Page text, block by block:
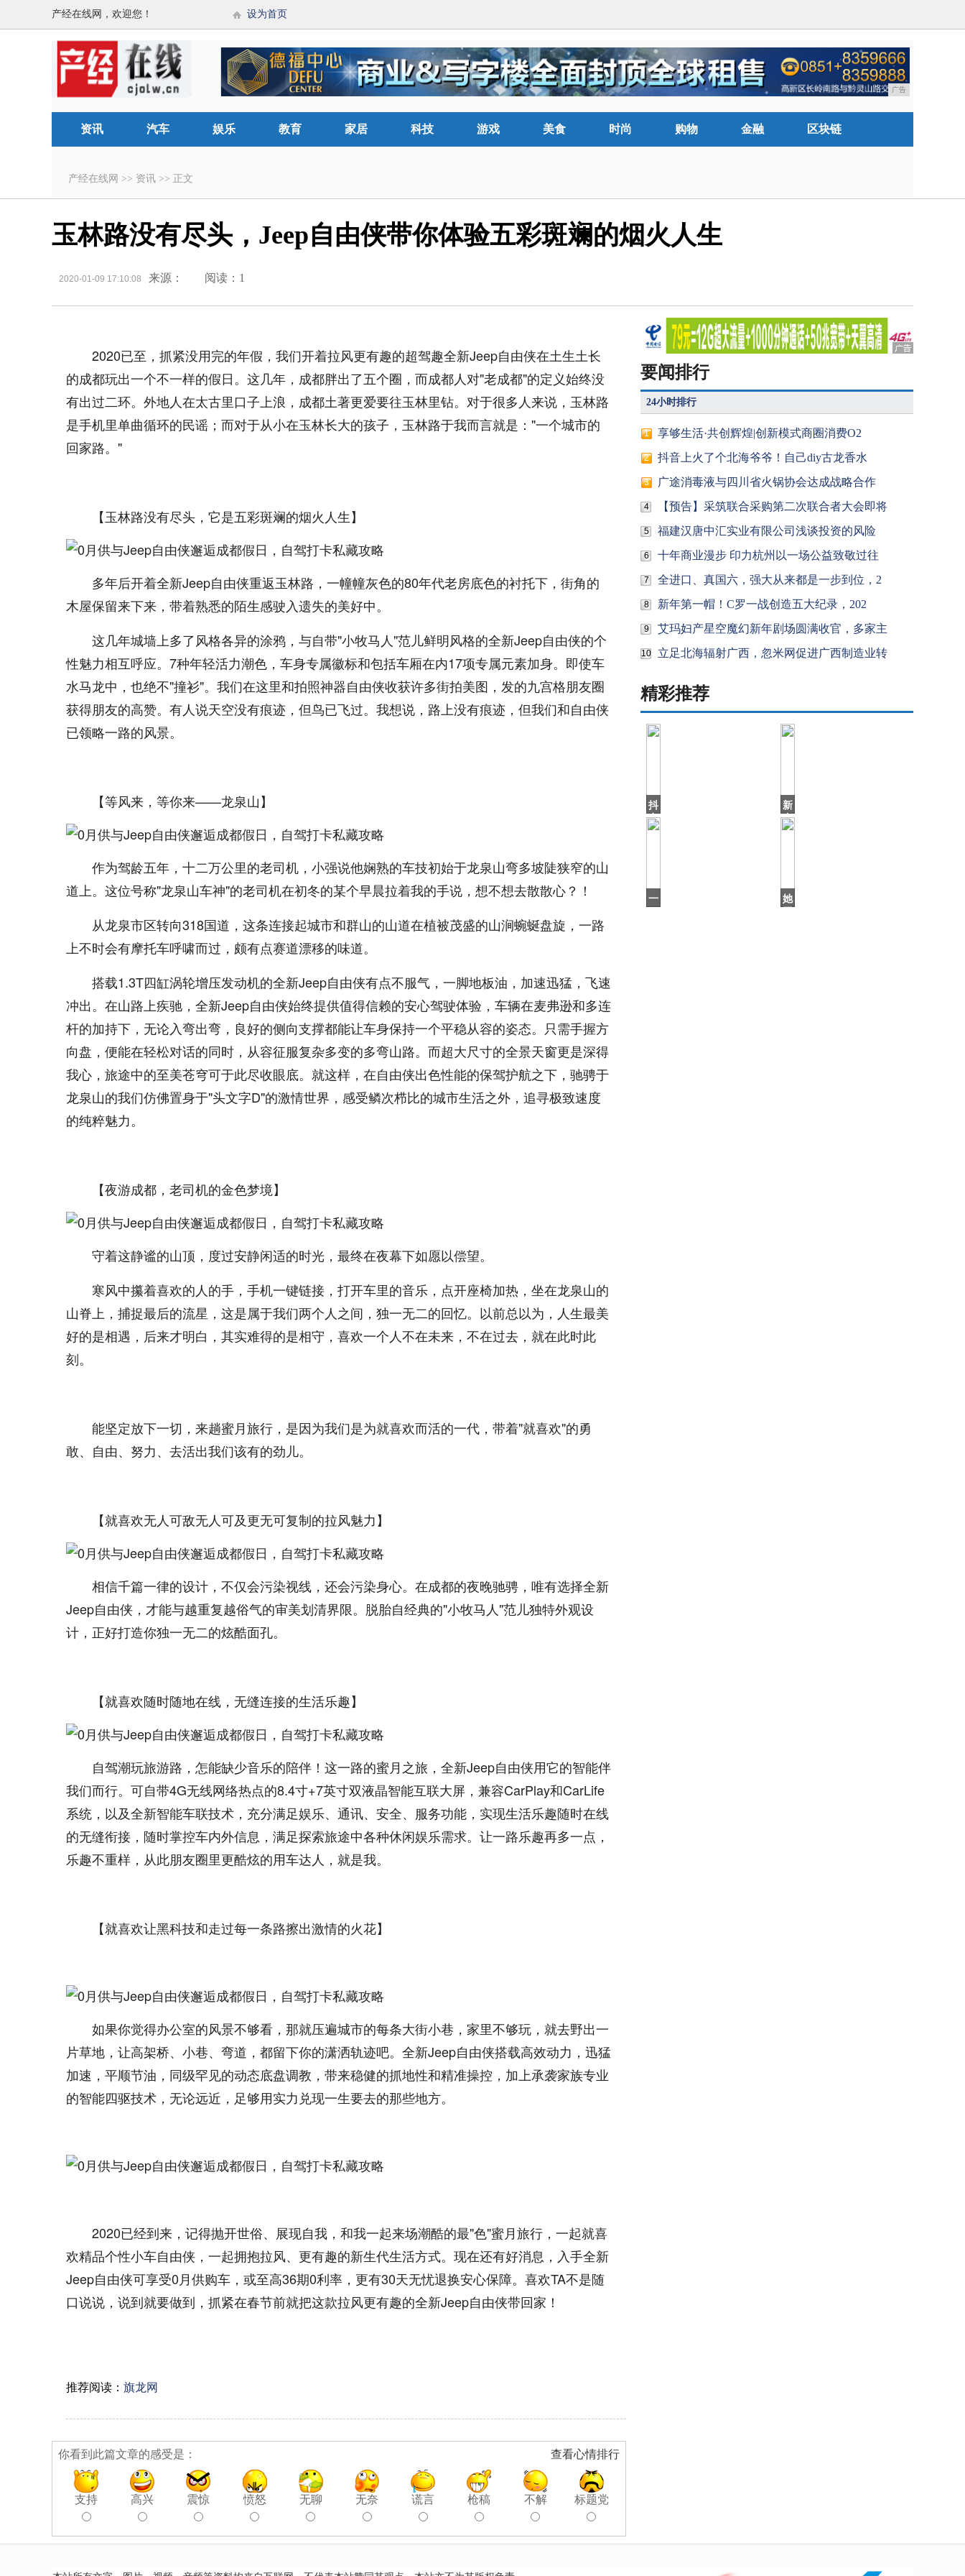
产经在线网，欢迎您！ 设为首页
广告
资讯 汽车 娱乐 教育 家居 科技 游戏 美食 时尚 购物 金融 区块链
产经在线网 >> 资讯 >> 正文
玉林路没有尽头，Jeep自由侠带你体验五彩斑斓的烟火人生
2020-01-09 17:10:08 来源： 阅读：1
2020已至，抓紧没用完的年假，我们开着拉风更有趣的超驾趣全新Jeep自由侠在土生土长
的成都玩出一个不一样的假日。这几年，成都胖出了五个圈，而成都人对"老成都"的定义始终没
有出过二环。外地人在太古里口子上浪，成都土著更爱要往玉林里钻。对于很多人来说，玉林路
是手机里单曲循环的民谣；而对于从小在玉林长大的孩子，玉林路于我而言就是："一个城市的
回家路。"
【玉林路没有尽头，它是五彩斑斓的烟火人生】
多年后开着全新Jeep自由侠重返玉林路，一幢幢灰色的80年代老房底色的衬托下，街角的
木屋保留来下来，带着熟悉的陌生感驶入遗失的美好中。
这几年城墙上多了风格各异的涂鸦，与自带"小牧马人"范儿鲜明风格的全新Jeep自由侠的个
性魅力相互呼应。7种年轻活力潮色，车身专属徽标和包括车厢在内17项专属元素加身。即使车
水马龙中，也绝不"撞衫"。我们在这里和拍照神器自由侠收获许多街拍美图，发的九宫格朋友圈
获得朋友的高赞。有人说天空没有痕迹，但鸟已飞过。我想说，路上没有痕迹，但我们和自由侠
已领略一路的风景。
【等风来，等你来——龙泉山】
作为驾龄五年，十二万公里的老司机，小强说他娴熟的车技初始于龙泉山弯多坡陡狭窄的山
道上。这位号称"龙泉山车神"的老司机在初冬的某个早晨拉着我的手说，想不想去散散心？！
从龙泉市区转向318国道，这条连接起城市和群山的山道在植被茂盛的山涧蜿蜒盘旋，一路
上不时会有摩托车呼啸而过，颇有点赛道漂移的味道。
搭载1.3T四缸涡轮增压发动机的全新Jeep自由侠有点不服气，一脚地板油，加速迅猛，飞速
冲出。在山路上疾驰，全新Jeep自由侠始终提供值得信赖的安心驾驶体验，车辆在麦弗逊和多连
杆的加持下，无论入弯出弯，良好的侧向支撑都能让车身保持一个平稳从容的姿态。只需手握方
向盘，便能在轻松对话的同时，从容征服复杂多变的多弯山路。而超大尺寸的全景天窗更是深得
我心，旅途中的至美苍穹可于此尽收眼底。就这样，在自由侠出色性能的保驾护航之下，驰骋于
龙泉山的我们仿佛置身于"头文字D"的激情世界，感受鳞次栉比的城市生活之外，追寻极致速度
的纯粹魅力。
【夜游成都，老司机的金色梦境】
守着这静谧的山顶，度过安静闲适的时光，最终在夜幕下如愿以偿望。
寒风中攥着喜欢的人的手，手机一键链接，打开车里的音乐，点开座椅加热，坐在龙泉山的
山脊上，捕捉最后的流星，这是属于我们两个人之间，独一无二的回忆。以前总以为，人生最美
好的是相遇，后来才明白，其实难得的是相守，喜欢一个人不在未来，不在过去，就在此时此
刻。
能坚定放下一切，来趟蜜月旅行，是因为我们是为就喜欢而活的一代，带着"就喜欢"的勇
敢、自由、努力、去活出我们该有的劲儿。
【就喜欢无人可敌无人可及更无可复制的拉风魅力】
相信千篇一律的设计，不仅会污染视线，还会污染身心。在成都的夜晚驰骋，唯有选择全新
Jeep自由侠，才能与越重复越俗气的审美划清界限。脱胎自经典的"小牧马人"范儿独特外观设
计，正好打造你独一无二的炫酷面孔。
【就喜欢随时随地在线，无缝连接的生活乐趣】
自驾潮玩旅游路，怎能缺少音乐的陪伴！这一路的蜜月之旅，全新Jeep自由侠用它的智能伴
我们而行。可自带4G无线网络热点的8.4寸+7英寸双液晶智能互联大屏，兼容CarPlay和CarLife
系统，以及全新智能车联技术，充分满足娱乐、通讯、安全、服务功能，实现生活乐趣随时在线
的无缝衔接，随时掌控车内外信息，满足探索旅途中各种休闲娱乐需求。让一路乐趣再多一点，
乐趣不重样，从此朋友圈里更酷炫的用车达人，就是我。
【就喜欢让黑科技和走过每一条路擦出激情的火花】
如果你觉得办公室的风景不够看，那就压遍城市的每条大街小巷，家里不够玩，就去野出一
片草地，让高架桥、小巷、弯道，都留下你的潇洒轨迹吧。全新Jeep自由侠搭载高效动力，迅猛
加速，平顺节油，同级罕见的动态底盘调教，带来稳健的抓地性和精准操控，加上承袭家族专业
的智能四驱技术，无论远近，足够用实力兑现一生要去的那些地方。
2020已经到来，记得抛开世俗、展现自我，和我一起来场潮酷的最"色"蜜月旅行，一起就喜
欢精品个性小车自由侠，一起拥抱拉风、更有趣的新生代生活方式。现在还有好消息，入手全新
Jeep自由侠可享受0月供购车，或至高36期0利率，更有30天无忧退换安心保障。喜欢TA不是随
口说说，说到就要做到，抓紧在春节前就把这款拉风更有趣的全新Jeep自由侠带回家！
推荐阅读： 旗龙网
查看心情排行
你看到此篇文章的感受是：
支持 高兴 震惊 愤怒 无聊 无奈 谎言 枪稿 不解 标题党
要闻排行
24小时排行
1 享够生活·共创辉煌|创新模式商圈消费O2
2 抖音上火了个北海爷爷！自己diy古龙香水
3 广途消毒液与四川省火锅协会达成战略合作
4 【预告】采筑联合采购第二次联合者大会即将
5 福建汉唐中汇实业有限公司浅谈投资的风险
6 十年商业漫步 印力杭州以一场公益致敬过往
7 全进口、真国六，强大从来都是一步到位，2
8 新年第一帽！C罗一战创造五大纪录，202
9 艾玛妇产星空魔幻新年剧场圆满收官，多家主
10 立足北海辐射广西，忽米网促进广西制造业转
精彩推荐
抖
音
上
海
爷
新
中
国
华
一
她